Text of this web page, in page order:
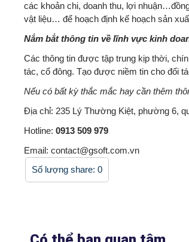
các khoản chi, doanh thu, lợi
vật liệu… để hoạch định kế hoạch sản
Nắm bắt thông tin về lĩnh vực kinh
Các thông tin được tập trung kịp thời,
tác, cổ đông. Tạo được niềm tin cho đối
Nếu có bất kỳ thắc mắc hay cần thêm
Địa chỉ: 235 Lý Thường Kiệt, phường 6,
Hotline: 0913 509 979
Email: contact@gsoft.com.vn
Số lượng share: 0